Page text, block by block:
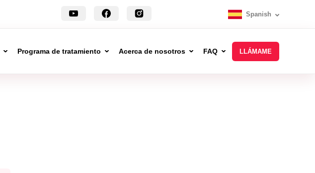
Spanish
Programa de tratamiento Acerca de nosotros FAQ LLÁMAME